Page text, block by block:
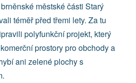
městské části Starý
téměř před třemi lety. Za tu
polyfunkční projekt, který
prostory pro obchody a
ani zelené plochy s